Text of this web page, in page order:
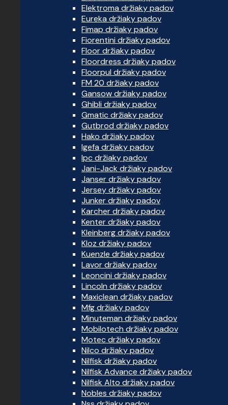
Elektroma držiaky padov
Eureka držiaky padov
Fimap držiaky padov
Fiorentini držiaky padov
Floor držiaky padov
Floordress držiaky padov
Floorpul držiaky padov
FM 20 držiaky padov
Gansow držiaky padov
Ghibli držiaky padov
Gmatic držiaky padov
Gutbrod držiaky padov
Hako držiaky padov
Igefa držiaky padov
Ipc držiaky padov
Jani-Jack držiaky padov
Janser držiaky padov
Jersey držiaky padov
Junker držiaky padov
Karcher držiaky padov
Kenter držiaky padov
Kleinberg držiaky padov
Kloz držiaky padov
Kuenzle držiaky padov
Lavor držiaky padov
Leoncini držiaky padov
Lincoln držiaky padov
Maxiclean držiaky padov
Mfg držiaky padov
Minuteman držiaky padov
Mobilotech držiaky padov
Motec držiaky padov
Nilco držiaky padov
Nilfisk držiaky padov
Nilfisk Advance držiaky padov
Nilfisk Alto držiaky padov
Nobles držiaky padov